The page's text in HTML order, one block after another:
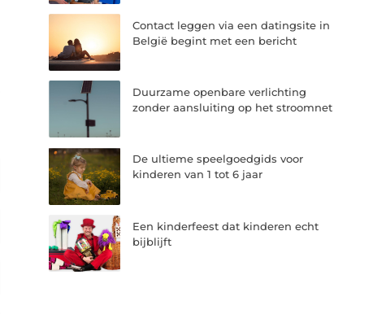
Contact leggen via een datingsite in
België begint met een bericht
Duurzame openbare verlichting
zonder aansluiting op het stroomnet
De ultieme speelgoedgids voor
kinderen van 1 tot 6 jaar
Een kinderfeest dat kinderen echt
bijblijft